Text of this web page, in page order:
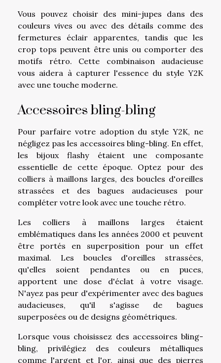
Vous pouvez choisir des mini-jupes dans des
couleurs vives ou avec des détails comme des
fermetures éclair apparentes, tandis que les
crop tops peuvent être unis ou comporter des
motifs rétro. Cette combinaison audacieuse
vous aidera à capturer l'essence du style Y2K
avec une touche moderne.
Accessoires bling-bling
Pour parfaire votre adoption du style Y2K, ne
négligez pas les accessoires bling-bling. En effet,
les bijoux flashy étaient une composante
essentielle de cette époque. Optez pour des
colliers à maillons larges, des boucles d'oreilles
strassées et des bagues audacieuses pour
compléter votre look avec une touche rétro.
Les colliers à maillons larges étaient
emblématiques dans les années 2000 et peuvent
être portés en superposition pour un effet
maximal. Les boucles d'oreilles strassées,
qu'elles soient pendantes ou en puces,
apportent une dose d'éclat à votre visage.
N'ayez pas peur d'expérimenter avec des bagues
audacieuses, qu'il s'agisse de bagues
superposées ou de designs géométriques.
Lorsque vous choisissez des accessoires bling-
bling, privilégiez des couleurs métalliques
comme l'argent et l'or, ainsi que des pierres